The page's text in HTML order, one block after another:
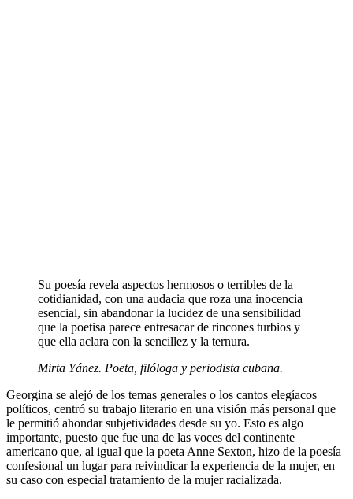
Su poesía revela aspectos hermosos o terribles de la
cotidianidad, con una audacia que roza una inocencia
esencial, sin abandonar la lucidez de una sensibilidad
que la poetisa parece entresacar de rincones turbios y
que ella aclara con la sencillez y la ternura.
Mirta Yánez. Poeta, filóloga y periodista cubana.
Georgina se alejó de los temas generales o los cantos elegíacos
políticos, centró su trabajo literario en una visión más personal que
le permitió ahondar subjetividades desde su yo. Esto es algo
importante, puesto que fue una de las voces del continente
americano que, al igual que la poeta Anne Sexton, hizo de la poesía
confesional un lugar para reivindicar la experiencia de la mujer, en
su caso con especial tratamiento de la mujer racializada.